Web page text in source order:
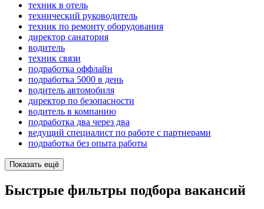
техник в отель
технический руководитель
техник по ремонту оборудования
директор санатория
водитель
техник связи
подработка оффлайн
подработка 5000 в день
водитель автомобиля
директор по безопасности
водитель в компанию
подработка два через два
ведущий специалист по работе с партнерами
подработка без опыта работы
Показать ещё
Быстрые фильтры подбора вакансий